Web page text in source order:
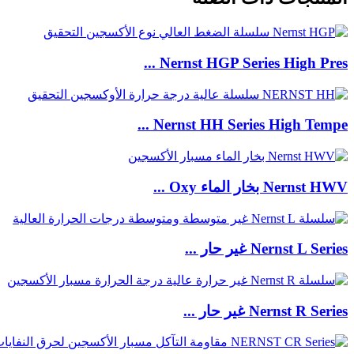
Nernst HGP Series High Pres ...
Nernst HH Series High Tempe ...
Nernst HWV بخار الماء Oxy ...
Nernst L Series غير حار ...
Nernst R Series غير حار ...